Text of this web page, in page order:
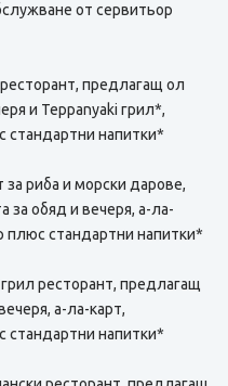
от сервитьор
предлагащ ол
и Teppanyaki грил*,
стандартни напитки*
за риба и морски дарове,
обяд и вечеря, а-ла-
плюс стандартни напитки*
ресторант, предлагащ
а-ла-карт,
стандартни напитки*